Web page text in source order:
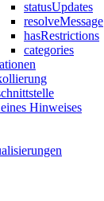
statusUpdates
resolveMessage
hasRestrictions
categories
Hinweises